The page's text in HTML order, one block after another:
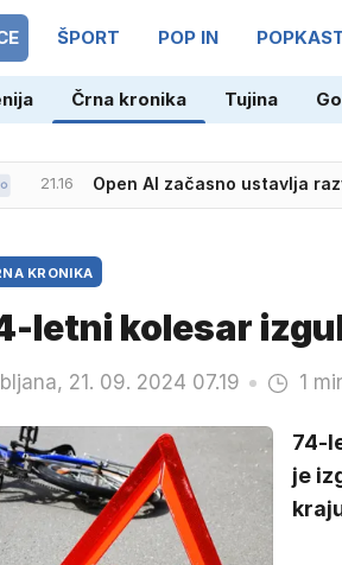
ŠPORT POP IN
Črna kronika Tujina
21.16 Open AI začasno ustavlja
KRONIKA
letni kolesar
21. 09. 2024 07.19 1
74-
je